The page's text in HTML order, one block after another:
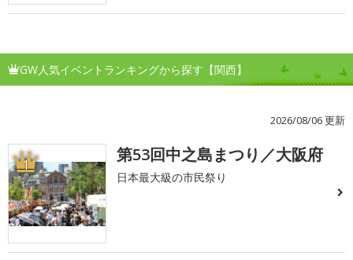
GW人気イベントランキングから探す【関西】
2026/08/06 更新
1 第53回中之島まつり／大阪府
日本最大級の市民祭り